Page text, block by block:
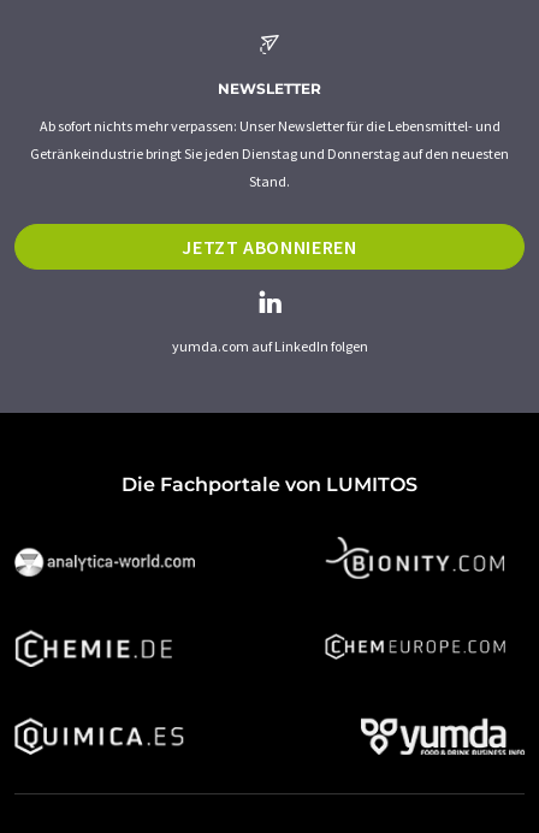
NEWSLETTER
Ab sofort nichts mehr verpassen: Unser Newsletter für die Lebensmittel- und
Getränkeindustrie bringt Sie jeden Dienstag und Donnerstag auf den neuesten
Stand.
JETZT ABONNIEREN
yumda.com auf LinkedIn folgen
Die Fachportale von LUMITOS